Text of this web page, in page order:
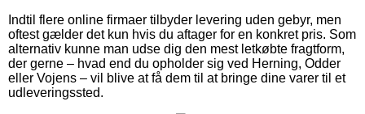
Indtil flere online firmaer tilbyder levering uden gebyr, men
oftest gælder det kun hvis du aftager for en konkret pris. Som
alternativ kunne man udse dig den mest letkøbte fragtform,
der gerne – hvad end du opholder sig ved Herning, Odder
eller Vojens – vil blive at få dem til at bringe dine varer til et
udleveringssted.